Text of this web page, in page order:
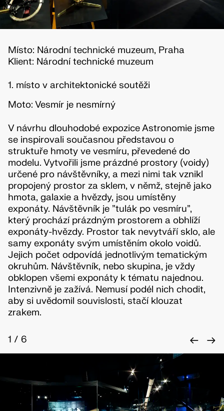
Místo: Národní technické muzeum, Praha
Klient: Národní technické muzeum
1. místo v architektonické soutěži
Moto: Vesmír je nesmírný
V návrhu dlouhodobé expozice Astronomie jsme
se inspirovali současnou představou o
struktuře hmoty ve vesmíru, převedené do
modelu. Vytvořili jsme prázdné prostory (voidy)
určené pro návštěvníky, a mezi nimi tak vznikl
propojený prostor za sklem, v němž, stejně jako
hmota, galaxie a hvězdy, jsou umístěny
exponáty. Návštěvník je "tulák po vesmíru",
který prochází prázdným prostorem a obhlíží
exponáty-hvězdy. Prostor tak nevytváří sklo, ale
samy exponáty svým umístěním okolo voidů.
Jejich počet odpovídá jednotlivým tematickým
okruhům. Návštěvník, nebo skupina, je vždy
obklopen všemi exponáty k tématu najednou.
Intenzivně je zažívá. Nemusí podél nich chodit,
aby si uvědomil souvislosti, stačí klouzat
zrakem.
1 / 6 ← →